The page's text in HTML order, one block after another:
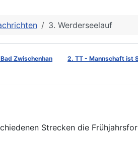
3. Werderseelauf
Zwischenhan 2. TT - Mannschaft ist
Strecken die